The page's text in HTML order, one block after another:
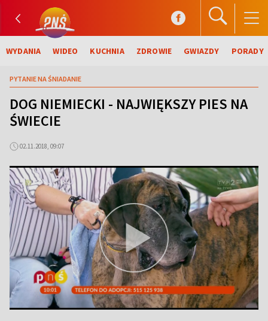
WYDANIA WIDEO KUCHNIA ZDROWIE GWIAZDY PORADY
PYTANIE NA ŚNIADANIE
DOG NIEMIECKI - NAJWIĘKSZY PIES NA
ŚWIECIE
02.11.2018, 09:07